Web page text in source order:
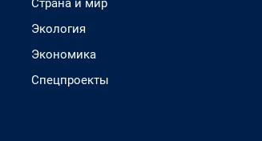
Страна и мир
Экология
Экономика
Спецпроекты